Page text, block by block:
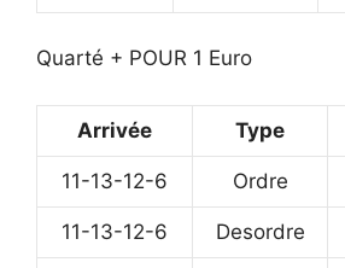
Quarté + POUR 1 Euro
Arrivée Type
11-13-12-6 Ordre
11-13-12-6 Desordre